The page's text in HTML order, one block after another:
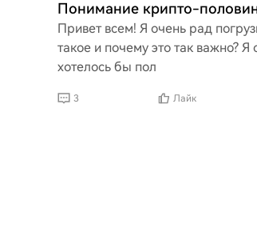
Понимание крипто-
Привет всем! Я очень рад
такое и почему это так важно?
хотелось бы пол
3 Лайк